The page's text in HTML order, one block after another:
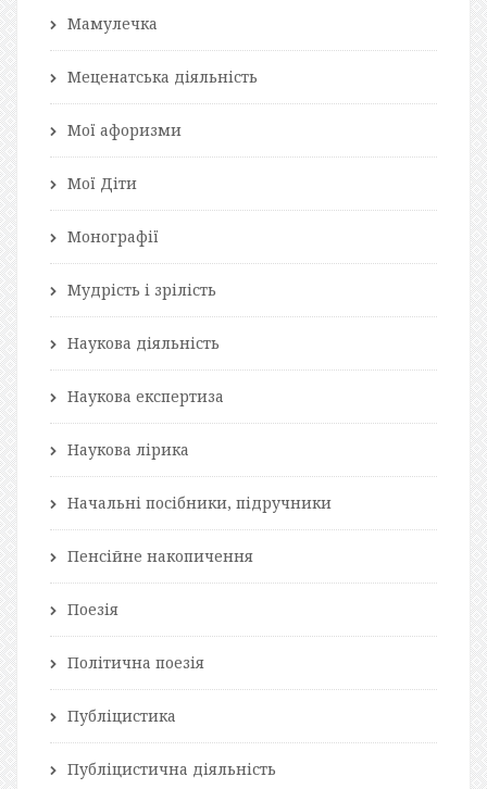
Мамулечка
Меценатська діяльність
Мої афоризми
Мої Діти
Монографії
Мудрість і зрілість
Наукова діяльність
Наукова експертиза
Наукова лірика
Начальні посібники, підручники
Пенсійне накопичення
Поезія
Політична поезія
Публіцистика
Публіцистична діяльність